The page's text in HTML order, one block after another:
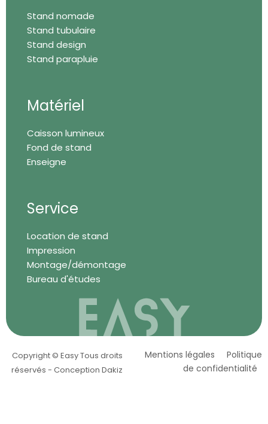
-
f
m
Stand nomade
Stand tubulaire
Stand design
Stand parapluie
Matériel
Caisson lumineux
Fond de stand
Enseigne
Service
Location de stand
Impression
Montage/démontage
Bureau d'études
Copyright © Easy Tous droits
réservés - Conception Dakiz
Mentions légales
Politique
de confidentialité